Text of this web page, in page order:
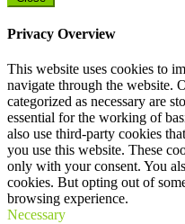
Privacy Overview
This website uses cookies to
navigate through the website.
categorized as necessary are
essential for the working of
also use third-party cookies
you use this website. These
only with your consent. You
cookies. But opting out of
browsing experience.
Necessary